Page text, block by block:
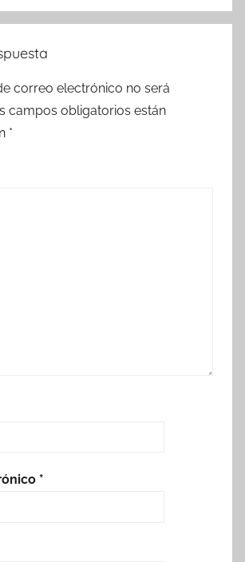
correo electrónico no será
campos obligatorios están
*
*